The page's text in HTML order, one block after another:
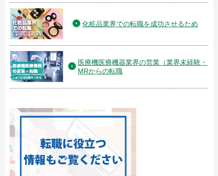
化粧品業界での転職を成功させるため
医療機医療機器業界の営業（業界未経験・
MRからの転職